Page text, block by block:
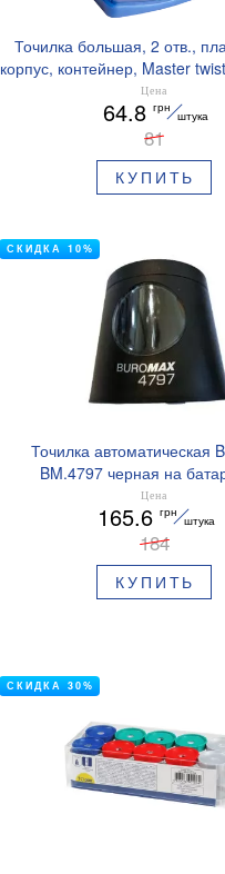
Точилка большая, 2 отв.,
корпус, контейнер, Master
BM.4777
Цена
64.8 грн
штука
81
КУПИТЬ
Точилка автоматическая
BM.4797 черная на
Цена
165.6 грн
штука
184
КУПИТЬ
СКИДКА 10%
СКИДКА 30%